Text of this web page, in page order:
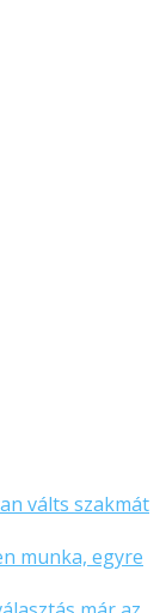
válts szakmát
munka, egyre